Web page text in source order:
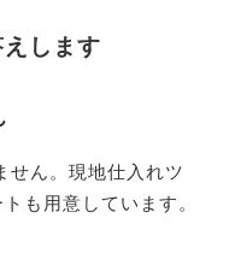
します
ん。現地仕入れツ
も用意しています。